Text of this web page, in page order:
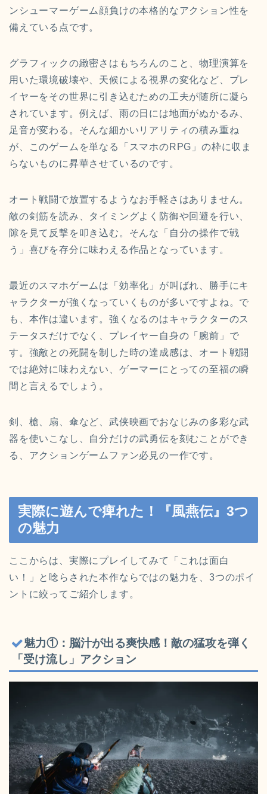
ンシューマーゲーム顔負けの本格的なアクション性を
備えている点です。
グラフィックの緻密さはもちろんのこと、物理演算を
用いた環境破壊や、天候による視界の変化など、プレ
イヤーをその世界に引き込むための工夫が随所に凝ら
されています。例えば、雨の日には地面がぬかるみ、
足音が変わる。そんな細かいリアリティの積み重ね
が、このゲームを単なる「スマホのRPG」の枠に収ま
らないものに昇華させているのです。
オート戦闘で放置するようなお手軽さはありません。
敵の剣筋を読み、タイミングよく防御や回避を行い、
隙を見て反撃を叩き込む。そんな「自分の操作で戦
う」喜びを存分に味わえる作品となっています。
最近のスマホゲームは「効率化」が叫ばれ、勝手にキ
ャラクターが強くなっていくものが多いですよね。で
も、本作は違います。強くなるのはキャラクターのス
テータスだけでなく、プレイヤー自身の「腕前」で
す。強敵との死闘を制した時の達成感は、オート戦闘
では絶対に味わえない、ゲーマーにとっての至福の瞬
間と言えるでしょう。
剣、槍、扇、傘など、武侠映画でおなじみの多彩な武
器を使いこなし、自分だけの武勇伝を刻むことができ
る、アクションゲームファン必見の一作です。
実際に遊んで痺れた！『風燕伝』3つ
の魅力
ここからは、実際にプレイしてみて「これは面白
い！」と唸らされた本作ならではの魅力を、3つのポイ
ントに絞ってご紹介します。
魅力①：脳汁が出る爽快感！敵の猛攻を弾く
「受け流し」アクション